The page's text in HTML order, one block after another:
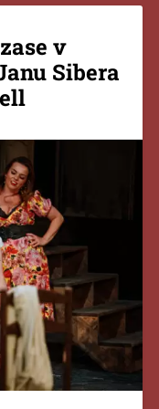
v
Sibera